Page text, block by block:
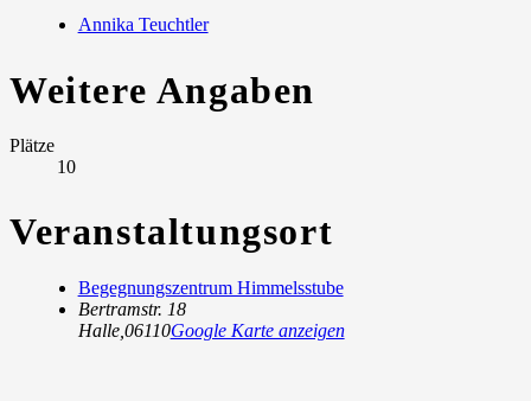
Annika Teuchtler
Weitere Angaben
Plätze
10
Veranstaltungsort
Begegnungszentrum Himmelsstube
Bertramstr. 18
Halle, 06110Google Karte anzeigen